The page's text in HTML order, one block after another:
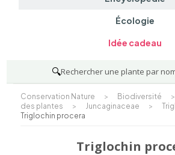
Écologie
Idée cadeau
🔍Rechercher une plante par
Conservation Nature > Biodiversité >
des plantes
> Juncaginaceae >
Triglochin procera
Triglochin